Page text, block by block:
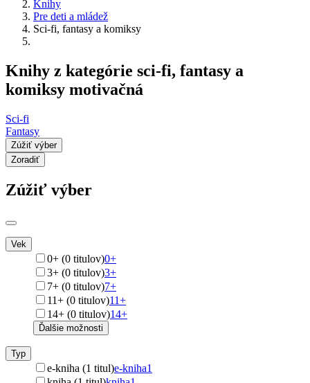
Knihy
Pre deti a mládež
Sci-fi, fantasy a komiksy
Knihy z kategórie sci-fi, fantasy a
komiksy motivačná
Sci-fi
Fantasy
Zúžiť výber
Zoradiť
Zúžiť výber
Vek
0+ (0 titulov)0+
3+ (0 titulov)3+
7+ (0 titulov)7+
11+ (0 titulov)11+
14+ (0 titulov)14+
Ďalšie možnosti
Typ
e-kniha (1 titul)e-kniha1